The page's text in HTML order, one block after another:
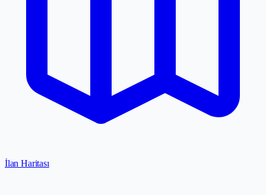
İlan Haritası